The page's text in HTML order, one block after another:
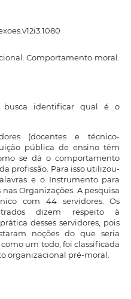
Comportamento moral.
busca identificar qual é o
(docentes e técnico-
pública de ensino têm
se dá o comportamento
profissão. Para isso utilizou-
e o Instrumento para
Organizações. A pesquisa
com 44 servidores. Os
dizem respeito à
desses servidores, pois
noções do que seria
um todo, foi classificada
organizacional pré-moral.